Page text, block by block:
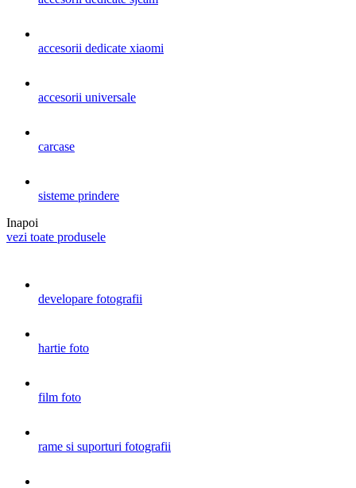
accesorii dedicate xiaomi
accesorii universale
carcase
sisteme prindere
Inapoi
vezi toate produsele
developare fotografii
hartie foto
film foto
rame si suporturi fotografii